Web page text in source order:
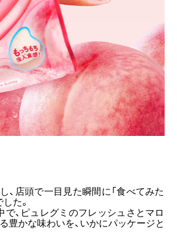
、店頭で一目見た瞬間に「食べてみた
た。
、ピュレグミのフレッシュさとマロ
豊かな味わいを、いかにパッケージと